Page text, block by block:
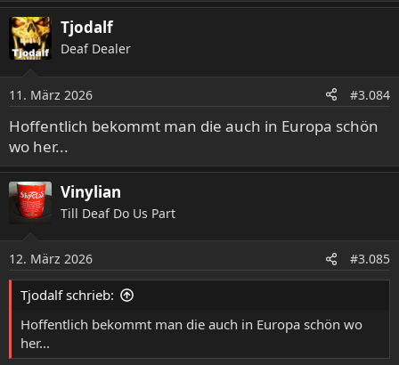
a
k
t
i
o
n
e
n
:
Tjodalf
Deaf Dealer
11. März 2026 #3.084
Hoffentlich bekommt man die auch in Europa schön
wo her...
Vinylian
Till Deaf Do Us Part
12. März 2026 #3.085
Tjodalf schrieb:
Hoffentlich bekommt man die auch in Europa schön wo
her...